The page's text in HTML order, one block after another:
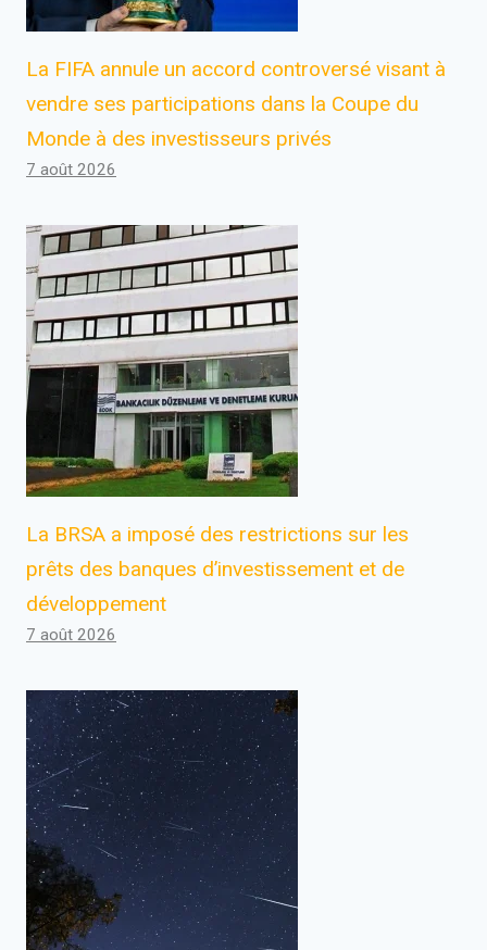
La FIFA annule un accord controversé visant à
vendre ses participations dans la Coupe du
Monde à des investisseurs privés
7 août 2026
La BRSA a imposé des restrictions sur les
prêts des banques d’investissement et de
développement
7 août 2026